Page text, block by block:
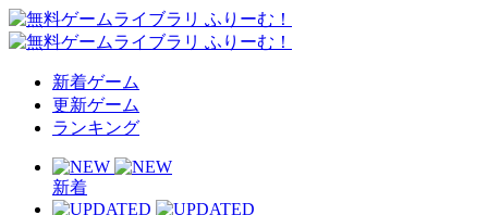
新着ゲーム
更新ゲーム
ランキング
新着